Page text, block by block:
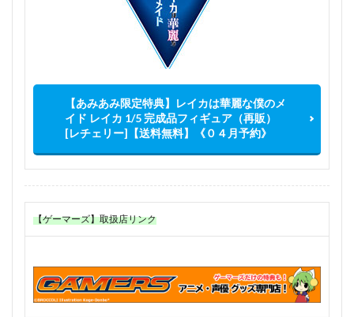
【あみあみ限定特典】レイカは華麗な僕のメ
イド レイカ 1/5 完成品フィギュア（再販）
[レチェリー]【送料無料】《０４月予約》
【ゲーマーズ】取扱店リンク